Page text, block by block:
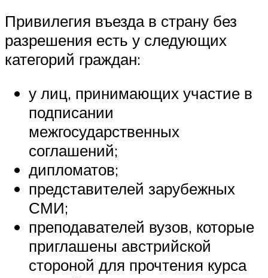
Привилегия въезда в страну без
разрешения есть у следующих
категорий граждан:
у лиц, принимающих участие в
подписании
межгосударственных
соглашений;
дипломатов;
представителей зарубежных
СМИ;
преподавателей вузов, которые
приглашены австрийской
стороной для прочтения курса